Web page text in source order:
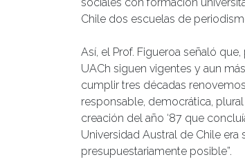
sociales con formación
Chile dos escuelas de
Así, el Prof. Figueroa señaló
UACh siguen vigentes y aun
cumplir tres décadas
responsable, democrática,
creación del año ‘87 que
Universidad Austral de Chile
presupuestariamente posible”.